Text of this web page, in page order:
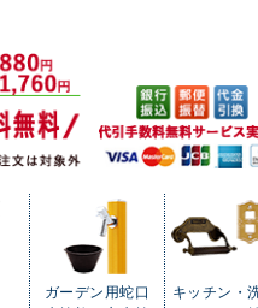
ガーデン用蛇口
キッチン・